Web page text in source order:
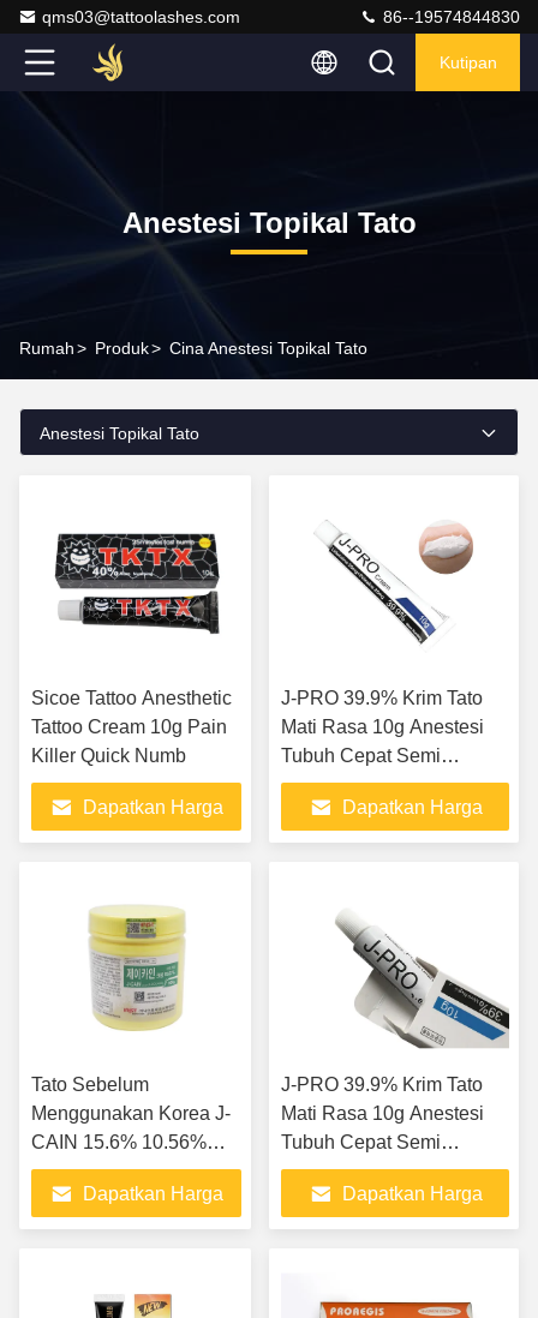
qms03@tattoolashes.com 86--19574844830
Kutipan
Anestesi Topikal Tato
Rumah> Produk> Cina Anestesi Topikal Tato
Anestesi Topikal Tato
Sicoe Tattoo Anesthetic
Tattoo Cream 10g Pain
Killer Quick Numb
Dapatkan Harga
J-PRO 39.9% Krim Tato
Mati Rasa 10g Anestesi
Tubuh Cepat Semi
Permanen Krim Mati Rasa
Kulit
Dapatkan Harga
Tato Sebelum
Menggunakan Korea J-
CAIN 15.6% 10.56%
25.8% Krim Anestesi
Wajah 500 g/pcs
Dapatkan Harga
J-PRO 39.9% Krim Tato
Mati Rasa 10g Anestesi
Tubuh Cepat Semi
Permanen Krim Mati Rasa
Kulit
Dapatkan Harga